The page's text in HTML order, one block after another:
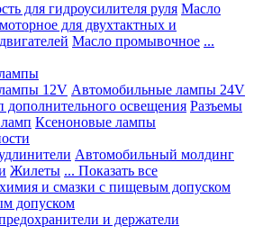
для гидроусилителя руля Масло
для двухтактных и
Масло промывочное ...
12V Автомобильные лампы 24V
дополнительного освещения Разъемы
Ксеноновые лампы
Автомобильный молдинг
Жилеты ... Показать все
и смазки с пищевым допуском
допуском
и держатели